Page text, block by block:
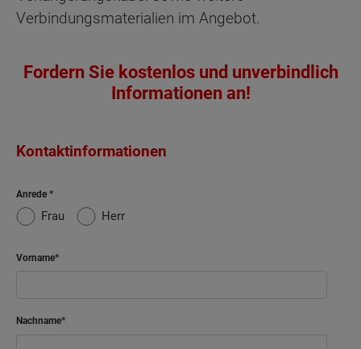
Verbindungsmaterialien im Angebot.
Fordern Sie kostenlos und unverbindlich
Informationen an!
Kontaktinformationen
Anrede
Frau Herr
Vorname
Nachname